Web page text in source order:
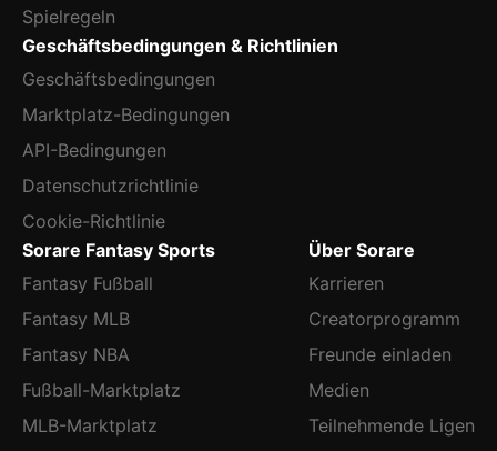
Spielregeln
Geschäftsbedingungen & Richtlinien
Geschäftsbedingungen
Marktplatz-Bedingungen
API-Bedingungen
Datenschutzrichtlinie
Cookie-Richtlinie
Sorare Fantasy Sports
Fantasy Fußball
Fantasy MLB
Fantasy NBA
Fußball-Marktplatz
MLB-Marktplatz
Über Sorare
Karrieren
Creatorprogramm
Freunde einladen
Medien
Teilnehmende Ligen